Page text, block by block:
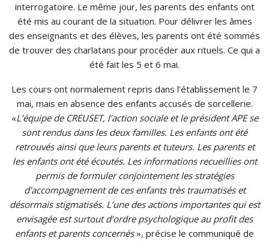
interrogatoire. Le même jour, les parents des enfants ont
été mis au courant de la situation. Pour délivrer les âmes
des enseignants et des élèves, les parents ont été sommés
de trouver des charlatans pour procéder aux rituels. Ce qui a
été fait les 5 et 6 mai.
Les cours ont normalement repris dans l’établissement le 7
mai, mais en absence des enfants accusés de sorcellerie.
«L’équipe de CREUSET, l’action sociale et le président APE se
sont rendus dans les deux familles. Les enfants ont été
retrouvés ainsi que leurs parents et tuteurs. Les parents et
les enfants ont été écoutés. Les informations recueillies ont
permis de formuler conjointement les stratégies
d’accompagnement de ces enfants très traumatisés et
désormais stigmatisés. L’une des actions importantes qui est
envisagée est surtout d’ordre psychologique au profit des
enfants et parents concernés», précise le communiqué de